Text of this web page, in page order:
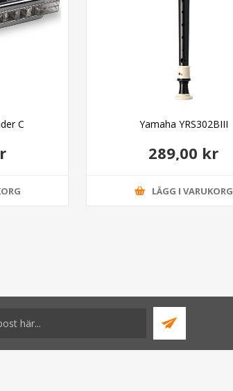
C Yamaha YRS302BIII
289,00 kr
LÄGG I VARUKORG